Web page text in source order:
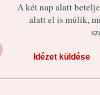
A két nap alatt
alatt el is múlik,
Idézet küldése